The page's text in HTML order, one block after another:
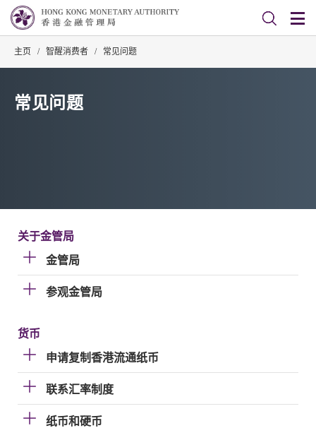
主页 / 智醒消费者 / 常见问题
常见问题
关于金管局
金管局
参观金管局
货币
申请复制香港流通纸币
联系汇率制度
纸币和硬币